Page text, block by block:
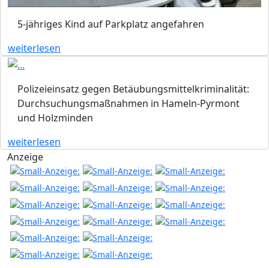
5-jähriges Kind auf Parkplatz angefahren
weiterlesen
Polizeieinsatz gegen Betäubungsmittelkriminalität:
Durchsuchungsmaßnahmen in Hameln-Pyrmont
und Holzminden
weiterlesen
Anzeige